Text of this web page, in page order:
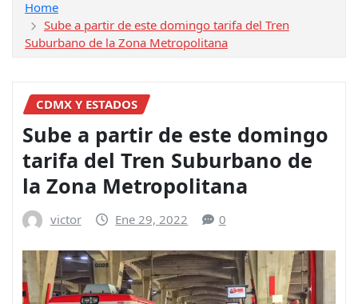
Home
Sube a partir de este domingo tarifa del Tren
Suburbano de la Zona Metropolitana
CDMX Y ESTADOS
Sube a partir de este domingo
tarifa del Tren Suburbano de
la Zona Metropolitana
victor Ene 29, 2022 0